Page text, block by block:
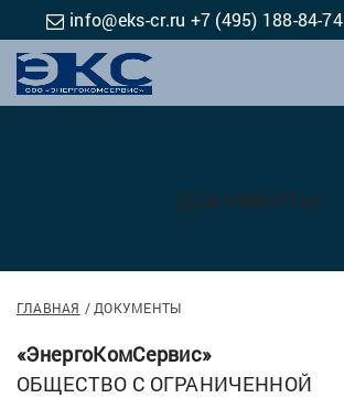
info@eks-cr.ru +7 (495) 188-84-74
ДОКУМЕНТЫ
ГЛАВНАЯ ДОКУМЕНТЫ
«ЭнергоКомСервис»
ОБЩЕСТВО С ОГРАНИЧЕННОЙ